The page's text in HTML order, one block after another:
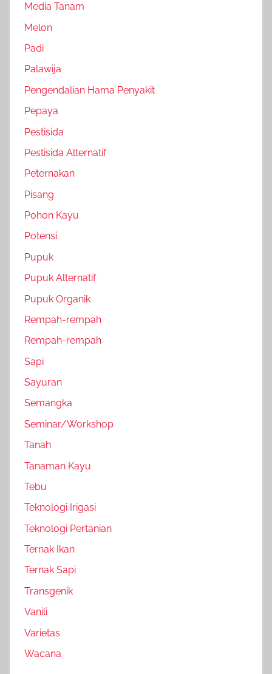
Media Tanam
Melon
Padi
Palawija
Pengendalian Hama Penyakit
Pepaya
Pestisida
Pestisida Alternatif
Peternakan
Pisang
Pohon Kayu
Potensi
Pupuk
Pupuk Alternatif
Pupuk Organik
Rempah-rempah
Rempah-rempah
Sapi
Sayuran
Semangka
Seminar/Workshop
Tanah
Tanaman Kayu
Tebu
Teknologi Irigasi
Teknologi Pertanian
Ternak Ikan
Ternak Sapi
Transgenik
Vanili
Varietas
Wacana